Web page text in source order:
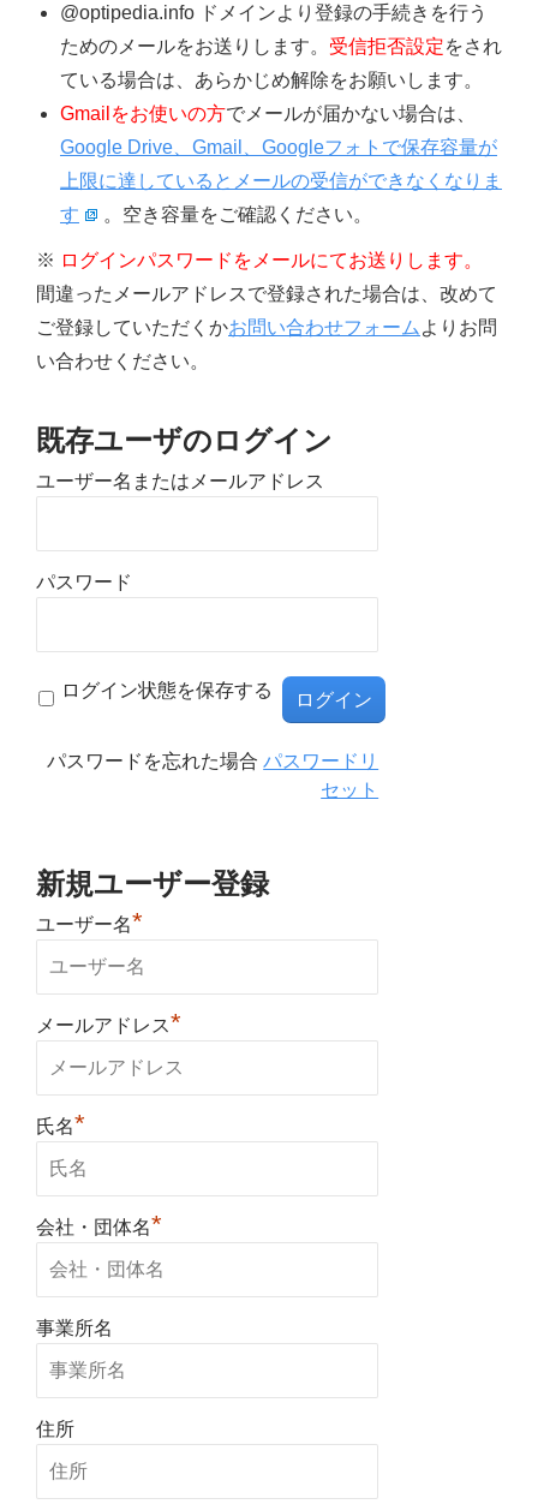
@optipedia.info ドメインより登録の手続きを行う
ためのメールをお送りします。 受信拒否設定をされ
ている場合は、あらかじめ解除をお願いします。
Gmailをお使いの方でメールが届かない場合は、
Google Drive、Gmail、Googleフォトで保存容量が
上限に達しているとメールの受信ができなくなりま
す
。空き容量をご確認ください。
※ ログインパスワードをメールにてお送りします。
間違ったメールアドレスで登録された場合は、改めて
ご登録していただくかお問い合わせフォーム よりお問
い合わせください。
既存ユーザのログイン
ユーザー名またはメールアドレス
パスワード
ログイン状態を保存する
パスワードを忘れた場合パスワードリ
セット
新規ユーザー登録
ユーザー名*
メールアドレス*
氏名*
会社・団体名*
事業所名
住所